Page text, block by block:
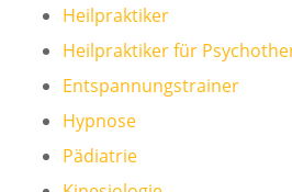
Heilpraktiker
Heilpraktiker für
Entspannungstrainer
Hypnose
Pädiatrie